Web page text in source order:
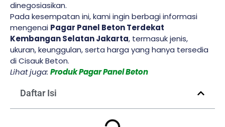
dinegosiasikan.
Pada kesempatan ini, kami ingin berbagi informasi
mengenai Pagar Panel Beton Terdekat
Kembangan Selatan Jakarta, termasuk jenis,
ukuran, keunggulan, serta harga yang hanya tersedia
di Cisauk Beton.
Lihat juga: Produk Pagar Panel Beton
Daftar Isi